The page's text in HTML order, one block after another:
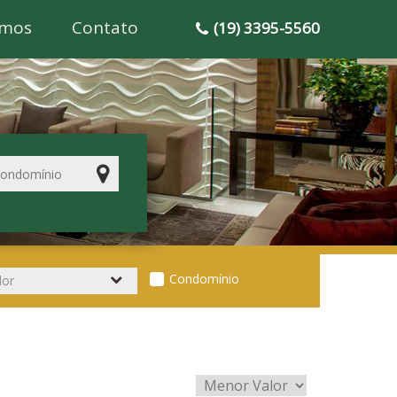
Contato (19) 3395-5560
Condomínio